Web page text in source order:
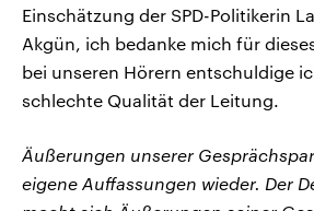
Einschätzung der SPD-Politikerin
Akgün, ich bedanke mich für
bei unseren Hörern entschuldige
schlechte Qualität der Leitung.
Äußerungen unserer
eigene Auffassungen wieder. Der